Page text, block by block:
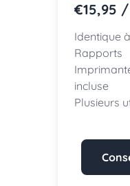
€15,95
Identique
Rapports
incluse
Plusieurs